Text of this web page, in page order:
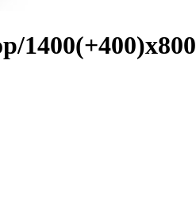
1400(+400)х800